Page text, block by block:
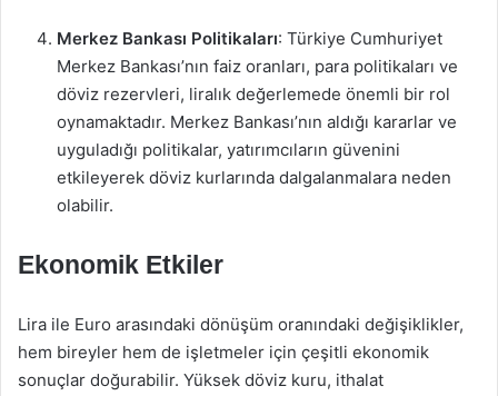
Merkez Bankası Politikaları: Türkiye Cumhuriyet
Merkez Bankası’nın faiz oranları, para politikaları ve
döviz rezervleri, liralık değerlemede önemli bir rol
oynamaktadır. Merkez Bankası’nın aldığı kararlar ve
uyguladığı politikalar, yatırımcıların güvenini
etkileyerek döviz kurlarında dalgalanmalara neden
olabilir.
Ekonomik Etkiler
Lira ile Euro arasındaki dönüşüm oranındaki değişiklikler,
hem bireyler hem de işletmeler için çeşitli ekonomik
sonuçlar doğurabilir. Yüksek döviz kuru, ithalat